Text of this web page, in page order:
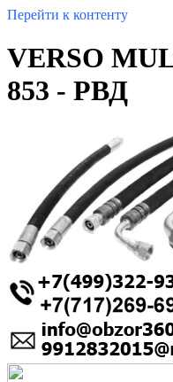
Перейти к контенту
VERSO
853 - РВД